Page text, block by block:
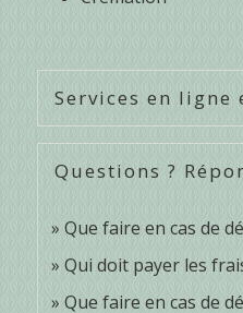
Services en
Questions ?
Que faire en cas de
Qui doit payer les
Que faire en cas de